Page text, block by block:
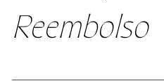
Reembolso